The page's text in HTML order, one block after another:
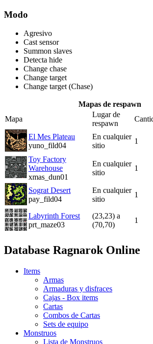
Modo
Agresivo
Cast sensor
Summon slaves
Detecta hide
Change chase
Change target
Change target (Chase)
Mapas de respawn
Mapa
Lugar de
respawn
El Mes Plateau
yuno_fild04
En cualquier
sitio
1
Toy Factory
Warehouse
xmas_dun01
En cualquier
sitio
1
Sograt Desert
pay_fild04
En cualquier
sitio
1
Labyrinth Forest
prt_maze03
(23,23) a
(70,70)
1
Database Ragnarok Online
Items
Armas
Armaduras y disfraces
Cajas - Box items
Cartas
Combos de Cartas
Sets de equipo
Monstruos
Lista de Monstruos